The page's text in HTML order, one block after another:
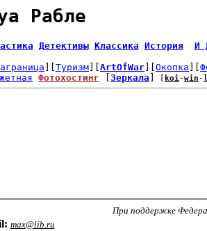
Рабле
Детективы Классика История И
Туризм ArtOfWar Окопка
Фотохостинг Зеркала koi-win-
При поддержке
max@lib.ru